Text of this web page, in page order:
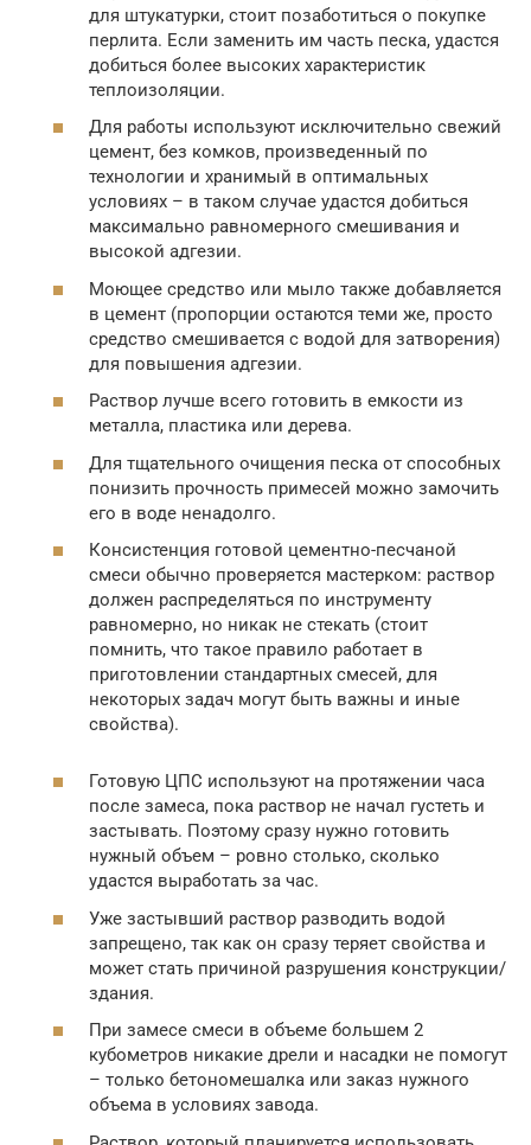
для штукатурки, стоит позаботиться о покупке
перлита. Если заменить им часть песка, удастся
добиться более высоких характеристик
теплоизоляции.
Для работы используют исключительно свежий
цемент, без комков, произведенный по
технологии и хранимый в оптимальных
условиях – в таком случае удастся добиться
максимально равномерного смешивания и
высокой адгезии.
Моющее средство или мыло также добавляется
в цемент (пропорции остаются теми же, просто
средство смешивается с водой для затворения)
для повышения адгезии.
Раствор лучше всего готовить в емкости из
металла, пластика или дерева.
Для тщательного очищения песка от способных
понизить прочность примесей можно замочить
его в воде ненадолго.
Консистенция готовой цементно-песчаной
смеси обычно проверяется мастерком: раствор
должен распределяться по инструменту
равномерно, но никак не стекать (стоит
помнить, что такое правило работает в
приготовлении стандартных смесей, для
некоторых задач могут быть важны и иные
свойства).
Готовую ЦПС используют на протяжении часа
после замеса, пока раствор не начал густеть и
застывать. Поэтому сразу нужно готовить
нужный объем – ровно столько, сколько
удастся выработать за час.
Уже застывший раствор разводить водой
запрещено, так как он сразу теряет свойства и
может стать причиной разрушения конструкции/
здания.
При замесе смеси в объеме большем 2
кубометров никакие дрели и насадки не помогут
– только бетономешалка или заказ нужного
объема в условиях завода.